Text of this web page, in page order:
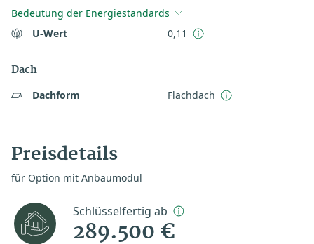
Bedeutung der Energiestandards
U-Wert
0,11
Dach
Dachform Flachdach
Preisdetails
für Option mit Anbaumodul
Schlüsselfertig ab
289.500 €